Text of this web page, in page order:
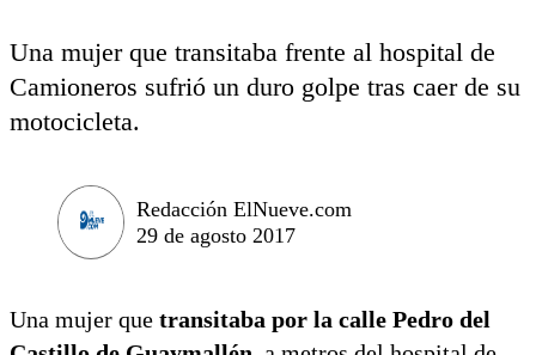
Una mujer que transitaba frente al hospital de
Camioneros sufrió un duro golpe tras caer de su
motocicleta.
Redacción ElNueve.com
29 de agosto 2017
Una mujer que transitaba por la calle Pedro del